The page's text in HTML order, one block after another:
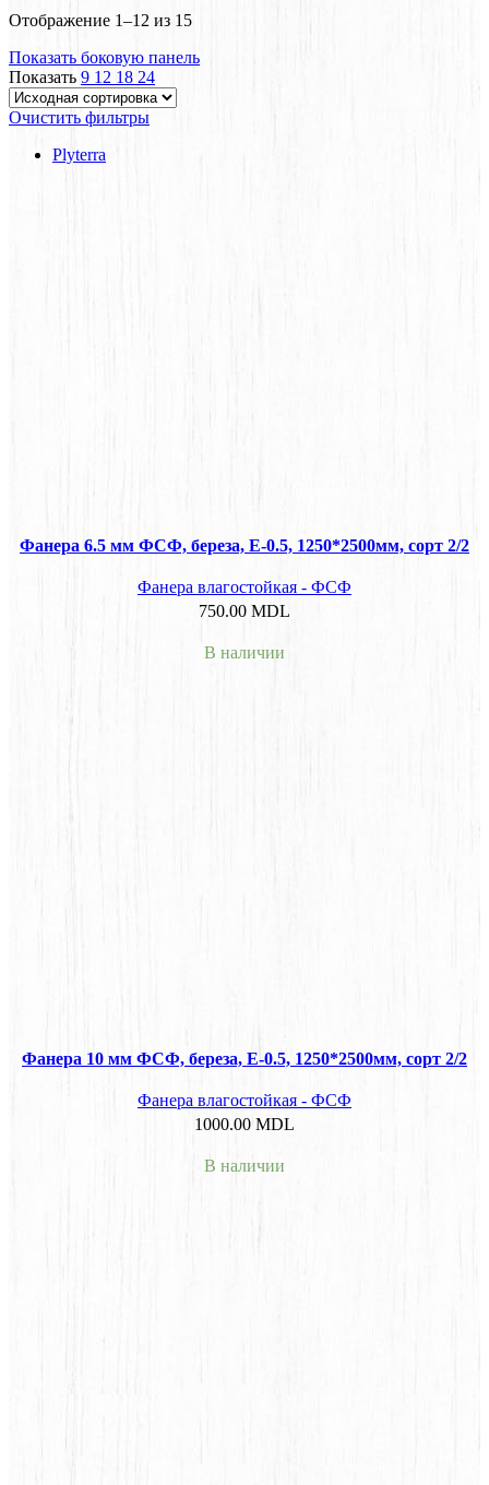
Отображение 1–12 из 15
Показать боковую панель
Показать 9 12 18 24
Очистить фильтры
Plyterra
Фанера 6.5 мм ФСФ, береза, E-0.5, 1250*2500мм, сорт 2/2
Фанера влагостойкая - ФСФ
750.00 MDL
В наличии
Фанера 10 мм ФСФ, береза, E-0.5, 1250*2500мм, сорт 2/2
Фанера влагостойкая - ФСФ
1000.00 MDL
В наличии